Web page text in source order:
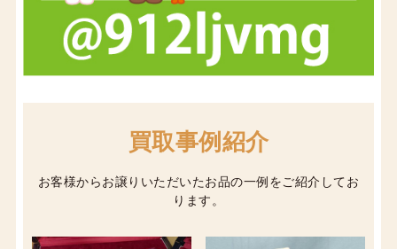
買取事例紹介
お客様からお譲りいただいたお品の一例をご紹介してお
ります。